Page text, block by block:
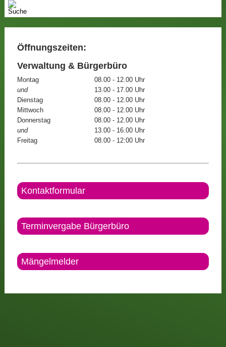
Öffnungszeiten:
Verwaltung & Bürgerbüro
Montag
08.00 - 12.00 Uhr
und
13.00 - 17.00 Uhr
Dienstag
08.00 - 12.00 Uhr
Mittwoch
08.00 - 12.00 Uhr
Donnerstag
08.00 - 12.00 Uhr
und
13.00 - 16.00 Uhr
Freitag
08.00 - 12:00 Uhr
Kontaktformular
Terminvergabe Bürgerbüro
Mängelmelder